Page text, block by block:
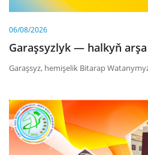
06/08/2026
Garaşsyzlyk — halkyň
Garaşsyz, hemişelik Bitarap